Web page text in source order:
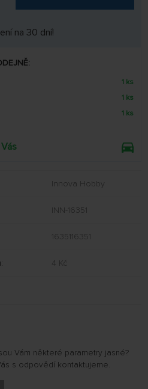
na 30 dní!
1 ks
1 ks
1 ks
Innova Hobby
INN-16351
1635116351
4 Kč
Vám některé parametry jasné?
s odpovědí kontaktujeme.